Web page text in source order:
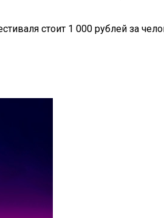
стоит 1 000 рублей за